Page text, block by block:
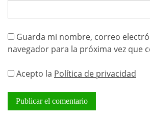
Guarda mi nombre, correo
navegador para la próxima vez que
Acepto la Política de privacidad